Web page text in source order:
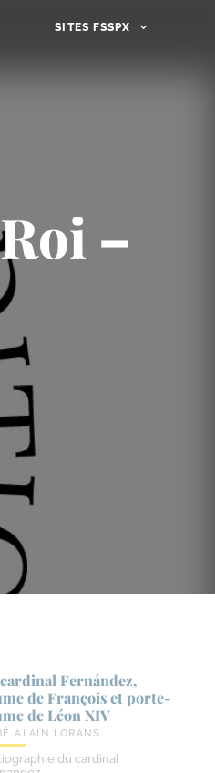
SITES FSSPX
–
Fernández,
de François et porte-​
de Léon XIV
ALAIN LORANS
du cardinal